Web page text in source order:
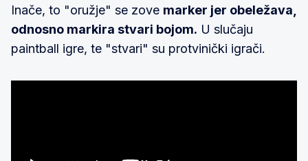
Inače, to "oružje" se zove marker jer obeležava,
odnosno markira stvari bojom. U slučaju
paintball igre, te "stvari" su protvinički igrači.